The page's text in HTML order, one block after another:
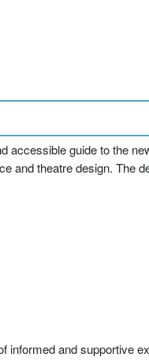
accessible guide to the
and theatre design. The
informed and supportive